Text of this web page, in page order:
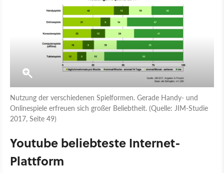
Nutzung der verschiedenen Spielformen. Gerade Handy- und
Onlinespiele erfreuen sich großer Beliebtheit. (Quelle: JIM-Studie
2017, Seite 49)
Youtube beliebteste Internet-
Plattform